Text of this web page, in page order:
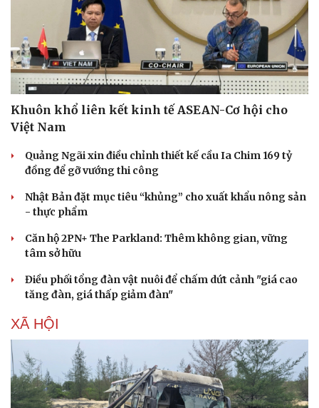
Khuôn khổ liên kết kinh tế ASEAN-Cơ hội cho
Việt Nam
Quảng Ngãi xin điều chỉnh thiết kế cầu Ia Chim 169 tỷ
đồng để gỡ vướng thi công
Nhật Bản đặt mục tiêu “khủng” cho xuất khẩu nông sản
- thực phẩm
Căn hộ 2PN+ The Parkland: Thêm không gian, vững
tâm sở hữu
Điều phối tổng đàn vật nuôi để chấm dứt cảnh "giá cao
tăng đàn, giá thấp giảm đàn"
XÃ HỘI